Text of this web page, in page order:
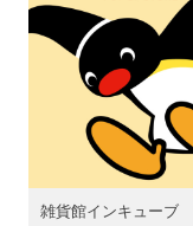
雑貨館インキューブ